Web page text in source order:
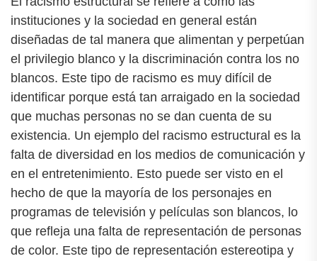
instituciones y la sociedad en general están
diseñadas de tal manera que alimentan y perpetúan
el privilegio blanco y la discriminación contra los no
blancos. Este tipo de racismo es muy difícil de
identificar porque está tan arraigado en la sociedad
que muchas personas no se dan cuenta de su
existencia. Un ejemplo del racismo estructural es la
falta de diversidad en los medios de comunicación y
en el entretenimiento. Esto puede ser visto en el
hecho de que la mayoría de los personajes en
programas de televisión y películas son blancos, lo
que refleja una falta de representación de personas
de color. Este tipo de representación estereotipa y